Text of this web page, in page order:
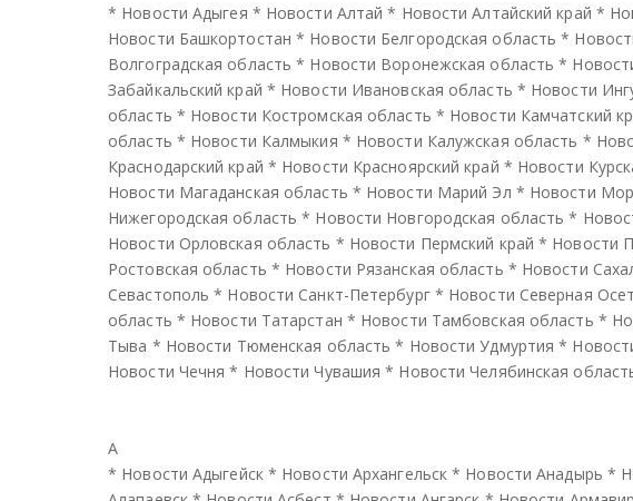
* Новости Адыгея * Новости Алтай * Новости Алтайский край *
Новости Башкортостан * Новости Белгородская область *
Волгоградская область * Новости Воронежская область *
Забайкальский край * Новости Ивановская область * Новости
область * Новости Костромская область * Новости Камчатский
область * Новости Калмыкия * Новости Калужская область *
Краснодарский край * Новости Красноярский край * Новости
Новости Магаданская область * Новости Марий Эл * Новости
Нижегородская область * Новости Новгородская область *
Новости Орловская область * Новости Пермский край * Новости
Ростовская область * Новости Рязанская область * Новости
Севастополь * Новости Санкт-Петербург* Новости Северная
область * Новости Татарстан * Новости Тамбовская область *
Тыва * Новости Тюменская область * Новости Удмуртия *
Новости Чечня * Новости Чувашия * Новости Челябинская
А
* Новости Адыгейск* Новости Архангельск * Новости Анадырь *